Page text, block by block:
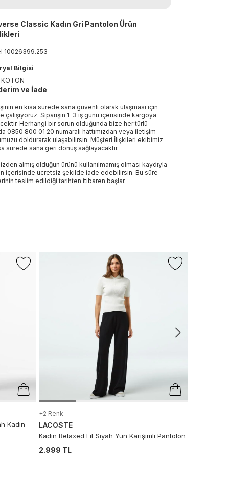
Classic Kadın Gri Pantolon Ürün
10026399.253
Bilgisi
KOTON
ve İade
en kısa sürede sana güvenli olarak ulaşması için
çalışıyoruz. Siparişin 1-3 iş günü içerisinde kargoya
Herhangi bir sorun olduğunda bize her türlü
0850 800 01 20 numaralı hattımızdan veya iletişim
doldurarak ulaşabilirsin. Müşteri İlişkileri ekibimiz
sürede sana geri dönüş sağlayacaktır.
almış olduğun ürünü kullanılmamış olması kaydıyla
içerisinde ücretsiz şekilde iade edebilirsin. Bu süre
teslim edildiği tarihten itibaren başlar.
Kadın
+2 Renk
LACOSTE
Kadın Relaxed Fit Siyah Yün Karışımlı Pantolon
2.999 TL